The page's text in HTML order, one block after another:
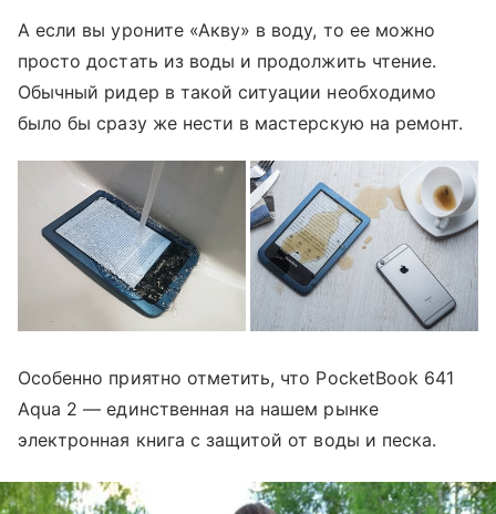
А если вы уроните «Акву» в воду, то ее можно
просто достать из воды и продолжить чтение.
Обычный ридер в такой ситуации необходимо
было бы сразу же нести в мастерскую на ремонт.
Особенно приятно отметить, что PocketBook 641
Aqua 2 — единственная на нашем рынке
электронная книга с защитой от воды и песка.